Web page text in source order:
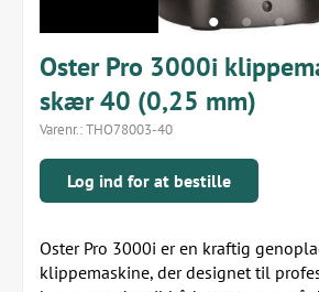
Oster Pro 3000i
skær 40 (0,25 mm)
Varenr.:THO78003-40
Log ind for at bestille
Oster Pro 3000i er en kraftig
klippemaskine, der designet til